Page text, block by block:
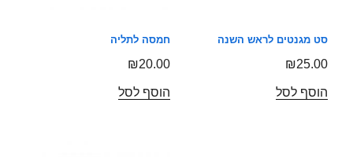
סט מגנטים לראש השנה
₪25.00
הוסף לסל
חמסה לתליה
₪20.00
הוסף לסל